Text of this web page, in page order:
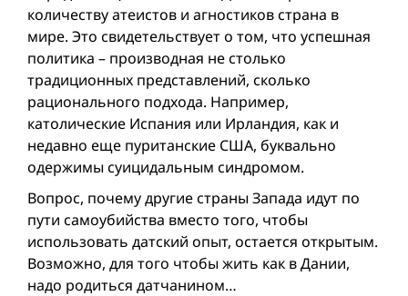
количеству атеистов и агностиков страна в
мире. Это свидетельствует о том, что успешная
политика – производная не столько
традиционных представлений, сколько
рационального подхода. Например,
католические Испания или Ирландия, как и
недавно еще пуританские США, буквально
одержимы суицидальным синдромом.
Вопрос, почему другие страны Запада идут по
пути самоубийства вместо того, чтобы
использовать датский опыт, остается открытым.
Возможно, для того чтобы жить как в Дании,
надо родиться датчанином…